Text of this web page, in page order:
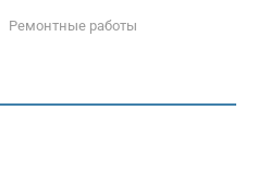
Ремонтные работы